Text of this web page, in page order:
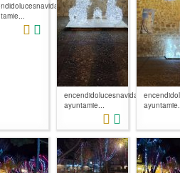
encendidolucesnavidad2022-
ayuntamie...